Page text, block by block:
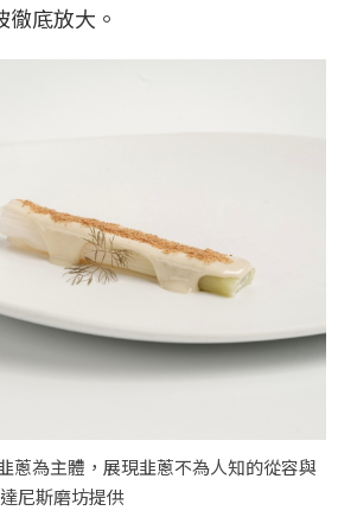
底放大。
蔥為主體，展現韭蔥不為人知的從容與
尼斯磨坊提供